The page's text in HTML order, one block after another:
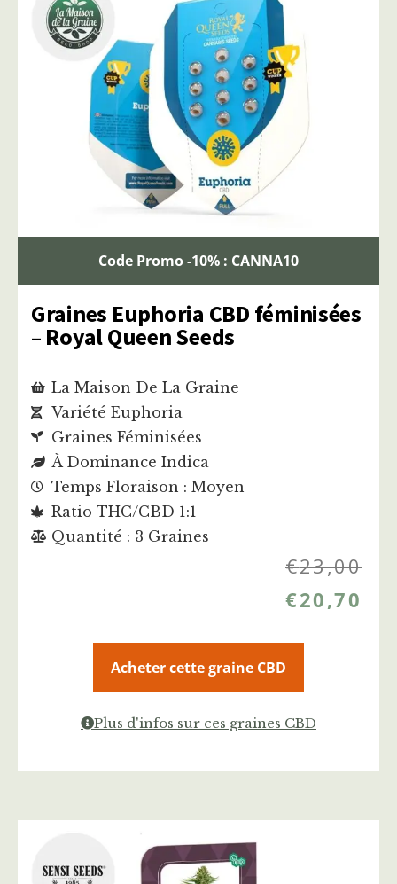
Code Promo -10% : CANNA10
Graines Euphoria CBD féminisées
– Royal Queen Seeds
La Maison De La Graine
Variété Euphoria
Graines Féminisées
À Dominance Indica
Temps Floraison : Moyen
Ratio THC/CBD 1:1
Quantité : 3 Graines
€23,00
€20,70
Acheter cette graine CBD
Plus d'infos sur ces graines CBD